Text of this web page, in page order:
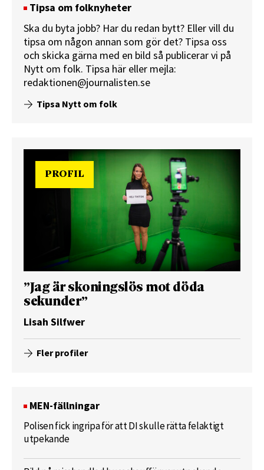
Tipsa om folknyheter
Ska du byta jobb? Har du redan bytt? Eller vill du
tipsa om någon annan som gör det? Tipsa oss
och skicka gärna med en bild så publicerar vi på
Nytt om folk. Tipsa här eller mejla:
redaktionen@journalisten.se
Tipsa Nytt om folk
PROFIL
”Jag är skoningslös mot döda
sekunder”
Lisah Silfwer
Fler profiler
MEN-fällningar
Polisen fick ingripa för att DI skulle rätta felaktigt
utpekande